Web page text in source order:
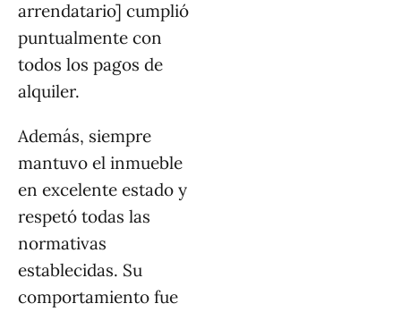
arrendatario] cumplió
puntualmente con
todos los pagos de
alquiler.
Además, siempre
mantuvo el inmueble
en excelente estado y
respetó todas las
normativas
establecidas. Su
comportamiento fue